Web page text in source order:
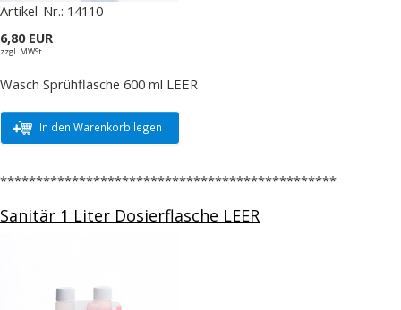
Artikel-Nr.: 14110
6,80 EUR
zzgl. MWSt.
Wasch Sprühflasche 600 ml LEER
In den Warenkorb legen
***********************************************
Sanitär 1 Liter Dosierflasche LEER